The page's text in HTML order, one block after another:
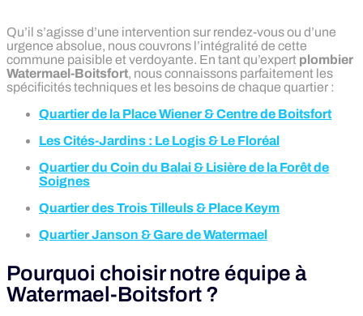
Qu’il s’agisse d’une intervention sur rendez-vous ou d’une
urgence absolue, nous couvrons l’intégralité de cette
commune paisible et verdoyante. En tant qu’expert plombier
Watermael-Boitsfort, nous connaissons parfaitement les
spécificités techniques et les besoins de chaque quartier :
Quartier de la Place Wiener & Centre de Boitsfort
Les Cités-Jardins : Le Logis & Le Floréal
Quartier du Coin du Balai & Lisière de la Forêt de
Soignes
Quartier des Trois Tilleuls & Place Keym
Quartier Janson & Gare de Watermael
Pourquoi choisir notre équipe à
Watermael-Boitsfort ?